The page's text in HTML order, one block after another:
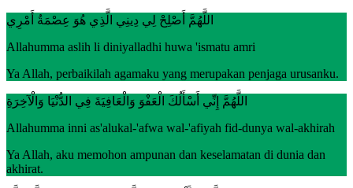
اللَّهُمَّ أَصْلِحْ لِي دِينِي الَّذِي هُوَ عِصْمَةُ أَمْرِي
Allahumma aslih li diniyalladhi huwa 'ismatu amri
Ya Allah, perbaikilah agamaku yang merupakan penjaga urusanku.
اللَّهُمَّ إِنِّي أَسْأَلُكَ الْعَفْوَ وَالْعَافِيَةَ فِي الدُّنْيَا وَالْآخِرَةِ
Allahumma inni as'alukal-'afwa wal-'afiyah fid-dunya wal-akhirah
Ya Allah, aku memohon ampunan dan keselamatan di dunia dan
akhirat.